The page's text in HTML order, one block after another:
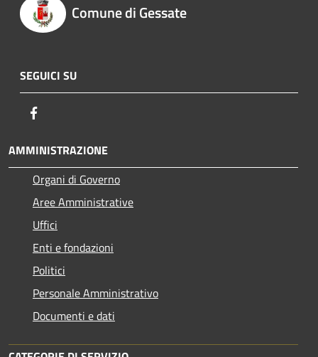
Comune di Gessate
SEGUICI SU
AMMINISTRAZIONE
Organi di Governo
Aree Amministrative
Uffici
Enti e fondazioni
Politici
Personale Amministrativo
Documenti e dati